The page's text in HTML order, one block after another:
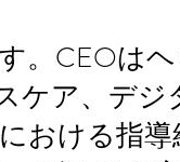
。CEOは
ケア、デジ
おける指導